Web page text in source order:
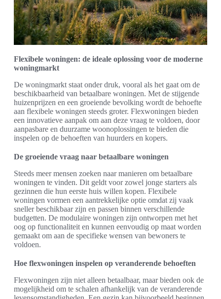
Flexibele woningen: de ideale oplossing voor de moderne
woningmarkt
De woningmarkt staat onder druk, vooral als het gaat om de
beschikbaarheid van betaalbare woningen. Met de stijgende
huizenprijzen en een groeiende bevolking wordt de behoefte
aan flexibele woningen steeds groter. Flexwoningen bieden
een innovatieve aanpak om aan deze vraag te voldoen, door
aanpasbare en duurzame woonoplossingen te bieden die
inspelen op de behoeften van huurders en kopers.
De groeiende vraag naar betaalbare woningen
Steeds meer mensen zoeken naar manieren om betaalbare
woningen te vinden. Dit geldt voor zowel jonge starters als
gezinnen die hun eerste huis willen kopen. Flexibele
woningen vormen een aantrekkelijke optie omdat zij vaak
sneller beschikbaar zijn en passen binnen verschillende
budgetten. De modulaire woningen zijn ontworpen met het
oog op functionaliteit en kunnen eenvoudig op maat worden
gemaakt om aan de specifieke wensen van bewoners te
voldoen.
Hoe flexwoningen inspelen op veranderende behoeften
Flexwoningen zijn niet alleen betaalbaar, maar bieden ook de
mogelijkheid om te schalen afhankelijk van de veranderende